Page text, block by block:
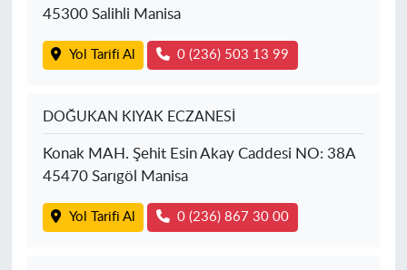
45300 Salihli Manisa
Yol Tarifi Al 0 (236) 503 13 99
DOĞUKAN KIYAK ECZANESİ
Konak MAH. Şehit Esin Akay Caddesi NO: 38A
45470 Sarıgöl Manisa
Yol Tarifi Al 0 (236) 867 30 00